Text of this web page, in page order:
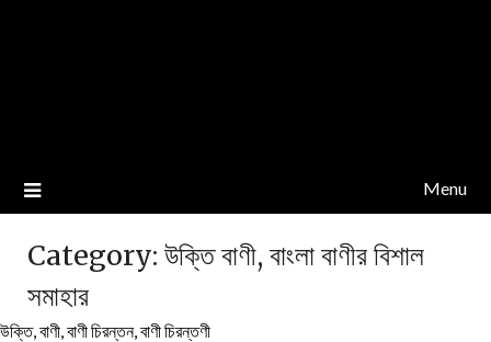
Menu
Category: উক্তি বাণী, বাংলা বাণীর বিশাল
সমাহার
উক্তি, বাণী, বাণী চিরন্তন, বাণী চিরন্তণী